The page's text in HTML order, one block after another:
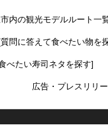
内の観光モデルルート一
問に答えて食べたい物を
べたい寿司ネタを探す]
広告・プレスリリ